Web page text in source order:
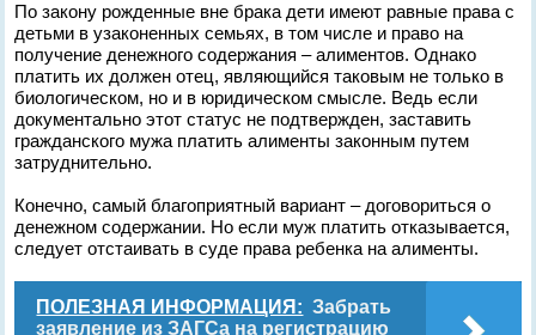
По закону рожденные вне брака дети имеют равные права с
детьми в узаконенных семьях, в том числе и право на
получение денежного содержания – алиментов. Однако
платить их должен отец, являющийся таковым не только в
биологическом, но и в юридическом смысле. Ведь если
документально этот статус не подтвержден, заставить
гражданского мужа платить алименты законным путем
затруднительно.
Конечно, самый благоприятный вариант – договориться о
денежном содержании. Но если муж платить отказывается,
следует отстаивать в суде права ребенка на алименты.
ПОЛЕЗНАЯ ИНФОРМАЦИЯ: Забрать
заявление из ЗАГСа на регистрацию